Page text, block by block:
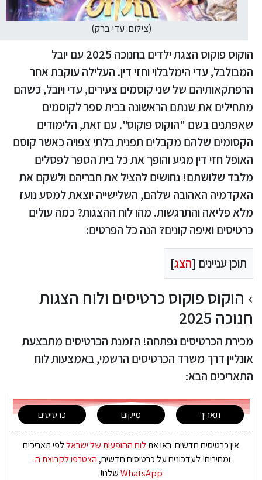
(צילום: עדי ברק)
הוקוס פוקוס הצגת ילדים בחנוכה 2025 עם יובל
המבולבל, עדי הימלבלוי וחזי דין. העלילה עוקבת אחר
הרפתקאותיהם של שני קוסמים צעירים, עדי ויובל, כשהם
מתחילים את שנתם הראשונה בבית ספר לקוסמים
שאפתנים בשם "הוקוס פוקוס". עם זאת, הלימודים
הקסומים שלהם מקבלים תפנית בלתי צפויה כאשר קוסם
האופל חזי דין מגיע והופך את כל בית הספר לפסלים
מלבד שלושתם! נחושים להציל את חבריהם ולשקם את
האקדמיה האהובה שלהם, השלישייה יוצאת למסע נועז
מלא פליאה והתרגשות. מהו לוח ההצגות? כמה עולים
כרטיסים ואיפה קונים? הנה כל הפרטים:
תוכן עניינים [הצג]
הוקוס פוקוס כרטיסים ולוח הצגות
חנוכה 2025
מכירת הכרטיסים נפתחה! הזמנת הכרטיסים מתבצעת
אונליין דרך משרד הכרטיסים הרשמי, באמצעות לוח
התאריכים הבא:
תאריך מיקום כרטיסים
אין כרטיסים חדשים. ראו אתלוח ההופעות של ישראללפי תאריכים
ומחירים! לעדכונים על כרטיסים חדשים, הצטרפו לקבוצת ה-
WhatsAppשלנו!